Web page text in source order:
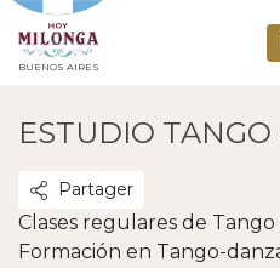
BUENOS AIRES
ESTUDIO TANGO
Partager
Clases regulares de
Formación en Tango-